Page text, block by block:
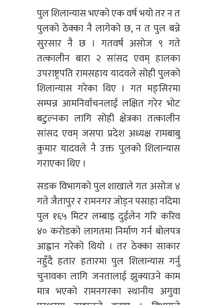
पुल शिलान्यास भएको एक वर्ष भयो तर न त
पुलको ठेक्का नै लागेको छ, न त पुल बन्ने
सुरसार नै छ । गतवर्ष असोज ९ गते
तत्कालीन बारा २ सांसद एवम् हालका
उपराष्ट्रपति रामसहाय यादवले सोही पुलको
शिलान्यास गरेका थिए । गत मङ्सिरमा
सम्पन्न आमनिर्वाचनलाई लक्षित गरेर भोट
बटुल्नका लागि सोही क्षेत्रका तत्कालीन
सांसद एवम् जसपा प्रदेश अध्यक्ष रामबाबु
कुमार यादवले नै उक्त पुलको शिलान्यास
गराएका थिए ।
सडक विभागको पुल शाखाले गत असोज ४
गते जैतापुर र रामनगर जोड्न पसाहा नदिमा
पुल १६५ मिटर लम्बाइ दुईलेन गरि करिव
४० करोडको लागतमा निर्माण गर्न बोलपत्र
आह्वान गरेको थियो । तर ठेक्का साकार
नहुँदै हतार हतारमा पुल शिलान्यास गर्नु
चुनावका लागि जनतालाई झुक्याउने काम
मात्र भएको रामनगरका स्थानीय अगुवा